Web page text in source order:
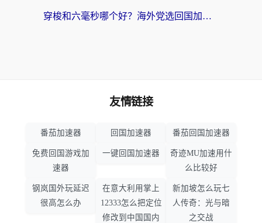
穿梭和六毫秒哪个好？海外党选回国加速器的避坑指南，附番茄加速器实测
友情链接
番茄加速器 回国加速器 番茄回国加速器
免费回国游戏加
速器
一键回国加速器
奇迹MU加速用什
么比较好
钢岚国外玩延迟
很高怎么办
在意大利用掌上
12333怎么把定位
修改到中国国内
新加坡怎么玩七
人传奇：光与暗
之交战